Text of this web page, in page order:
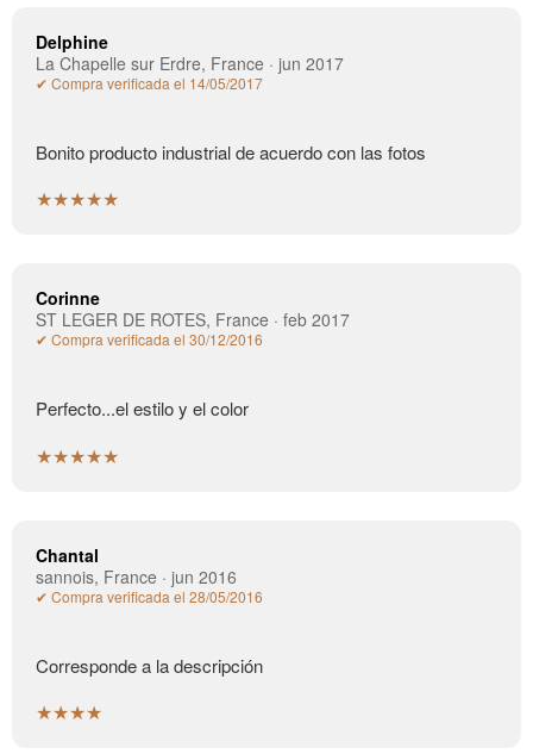
Delphine
La Chapelle sur Erdre, France · jun 2017
✔ Compra verificada el 14/05/2017
Bonito producto industrial de acuerdo con las fotos
★★★★★
Corinne
ST LEGER DE ROTES, France · feb 2017
✔ Compra verificada el 30/12/2016
Perfecto...el estilo y el color
★★★★★
Chantal
sannois, France · jun 2016
✔ Compra verificada el 28/05/2016
Corresponde a la descripción
★★★★